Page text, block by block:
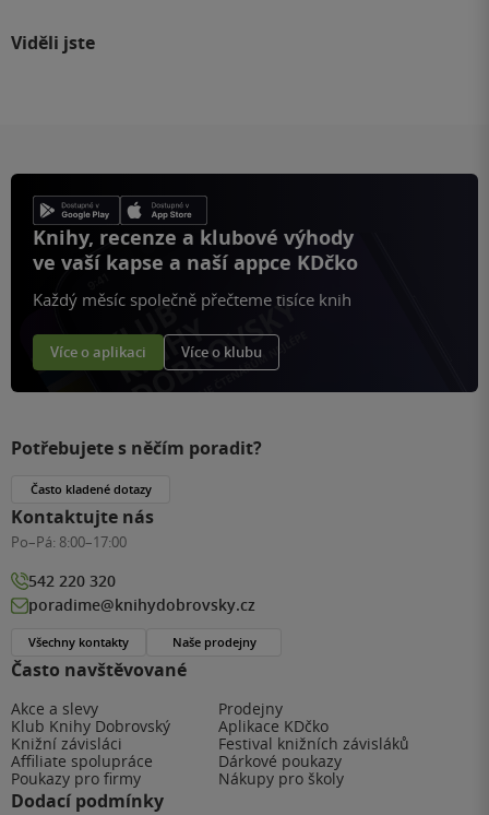
Viděli jste
Knihy, recenze a klubové výhody
ve vaší kapse a naší appce KDčko
Každý měsíc společně přečteme tisíce knih
Více o aplikaci Více o klubu
Často navštěvované
Akce a slevy
Prodejny
Klub Knihy Dobrovský
Aplikace KDčko
Knižní závisláci
Festival knižních závisláků
Affiliate spolupráce
Dárkové poukazy
Poukazy pro firmy
Nákupy pro školy
Dodací podmínky
Potřebujete s něčím poradit?
Často kladené dotazy
Kontaktujte nás
Po–Pá: 8:00–17:00
542 220 320
poradime@knihydobrovsky.cz
Všechny kontakty Naše prodejny